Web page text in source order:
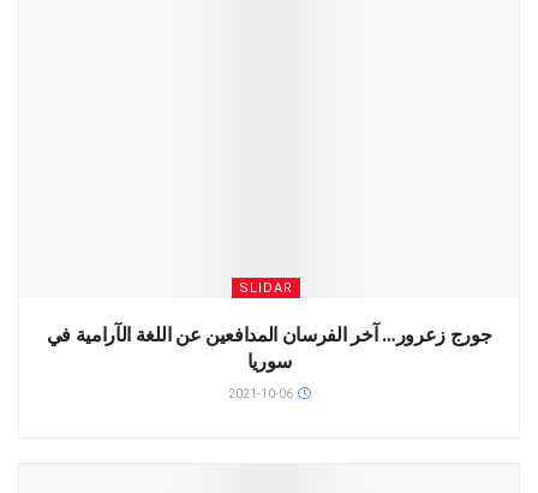
SLIDAR
جورج زعرور… آخر الفرسان المدافعين عن اللغة الآرامية في
سوريا